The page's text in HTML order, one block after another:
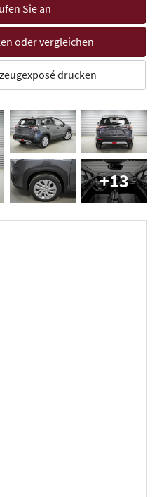
Sie an
oder vergleichen
drucken
+13